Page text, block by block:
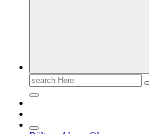
Search
for: